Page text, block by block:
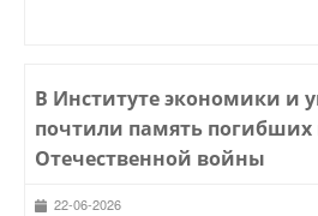
В Институте экономики и
почтили память погибших
Отечественной войны
22-06-2026